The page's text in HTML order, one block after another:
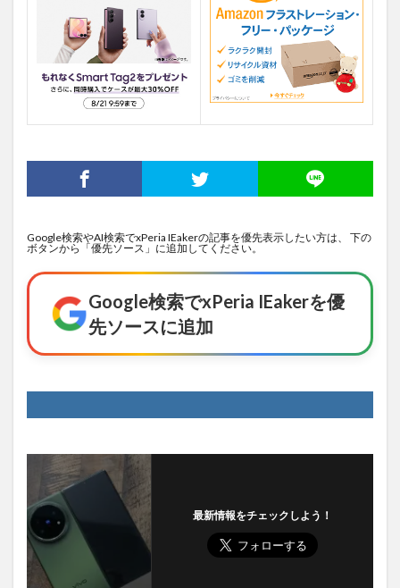
Google検索やAI検索でxPeria IEakerの記事を優先表示したい方は、 下の
ボタンから「優先ソース」に追加してください。
Google検索でxPeria IEakerを優
先ソースに追加
最新情報をチェックしよう！